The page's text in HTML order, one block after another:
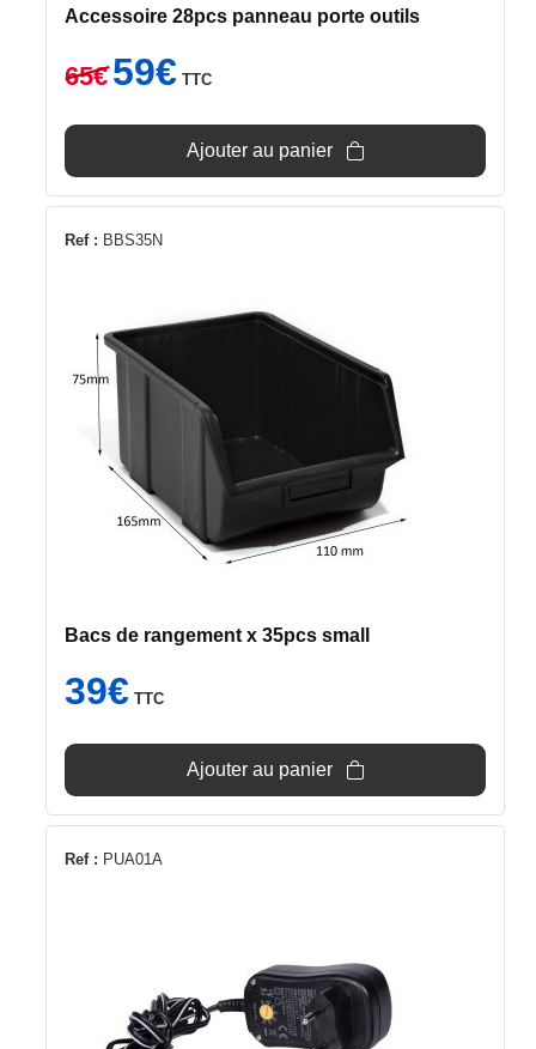
Accessoire 28pcs panneau porte outils
65€
Le
prix
59€prix
est :
TTC
Ajouter au panier
Ref : BBS35N
Bacs de rangement x 35pcs small
39€ TTC
Ajouter au panier
Ref : PUA01A